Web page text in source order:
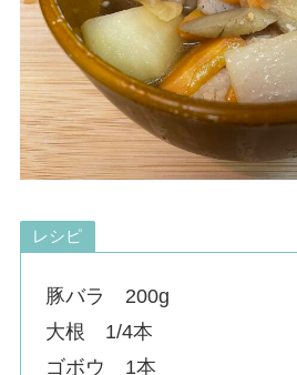
レシピ
豚バラ 200g
大根 1/4本
ゴボウ 1本